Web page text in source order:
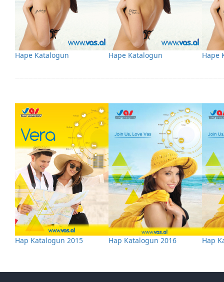
Hape Katalogun Hape Katalogun Hape
Hap Katalogun 2015 Hap Katalogun 2016 Hap